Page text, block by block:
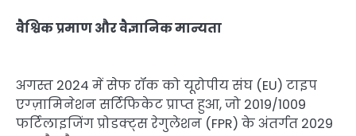
वैश्विक प्रमाण और वैज्ञानिक मान्यता
अगस्त 2024 में सेफ रॉक को यूरोपीय संघ (EU) टाइप
एग्ज़ामिनेशन सर्टिफिकेट प्राप्त हुआ, जो 2019/1009
फर्टिलाइजिंग प्रोडक्ट्स रेगुलेशन (FPR) के अंतर्गत 2029